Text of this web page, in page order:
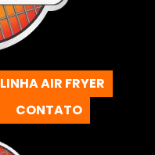
LINHA AIR FRYER
CONTATO